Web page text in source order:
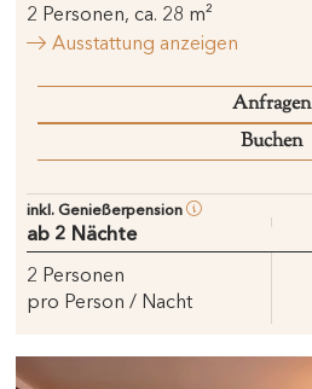
2 Personen, ca. 28 m²
Ausstattung anzeigen
Anfragen
Buchen
inkl. Genießerpension
ab 2 Nächte
2 Personen
pro Person / Nacht